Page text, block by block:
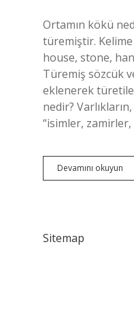
Ortamın kökü
türemiştir. Kelime
house, stone,
Türemiş sözcük
eklenerek
nedir?
“isimler,
Devamını okuyun
Sitemap